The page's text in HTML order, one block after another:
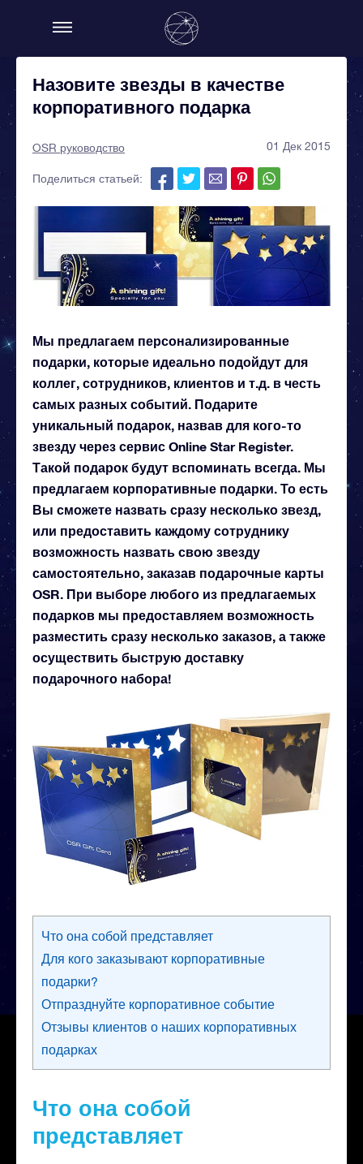
Назовите звезды в качестве
корпоративного подарка
OSR руководство 01 Дек 2015
Поделиться статьей:
Мы предлагаем персонализированные
подарки, которые идеально подойдут для
коллег, сотрудников, клиентов и т.д. в честь
самых разных событий. Подарите
уникальный подарок, назвав для кого-то
звезду через сервис Online Star Register.
Такой подарок будут вспоминать всегда. Мы
предлагаем корпоративные подарки. То есть
Вы сможете назвать сразу несколько звезд,
или предоставить каждому сотруднику
возможность назвать свою звезду
самостоятельно, заказав подарочные карты
OSR. При выборе любого из предлагаемых
подарков мы предоставляем возможность
разместить сразу несколько заказов, а также
осуществить быструю доставку
подарочного набора!
Что она собой представляет
Для кого заказывают корпоративные
подарки?
Отпразднуйте корпоративное событие
Отзывы клиентов о наших корпоративных
подарках
Что она собой
представляет